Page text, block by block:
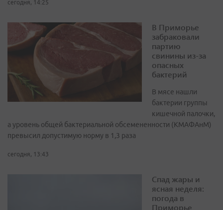
сегодня, 14:25
В Приморье
забраковали
партию
свинины из-за
опасных
бактерий
В мясе нашли
бактерии группы
кишечной палочки,
а уровень общей бактериальной обсемененности (КМАФАнМ)
превысил допустимую норму в 1,3 раза
сегодня, 13:43
Спад жары и
ясная неделя:
погода в
Приморье